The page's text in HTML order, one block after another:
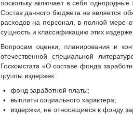
поскольку включает в себя
Состав данного бюджета не является
расходов на персонал, в полной мере
сущность и классификацию этих
Вопросам оценки, планирования и
отечественной специальной
Госкомстата «О составе фонда
группы издержек:
фонд заработной платы;
выплаты социального характера;
издержки, не относящиеся к фонду